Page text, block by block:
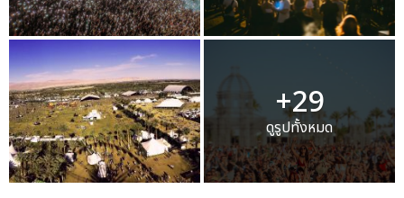
+29
ดูรูปทั้งหมด